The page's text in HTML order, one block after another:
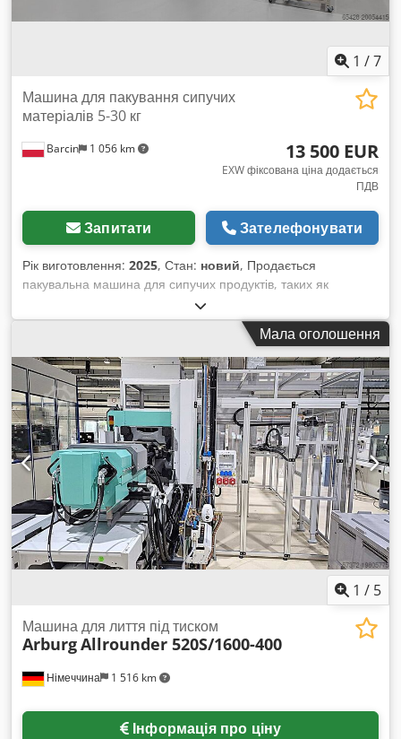
1 /7
Barcin 1 056 km
Машина для пакування сипучих
матеріалів 5-30 кг
13 500 EUR
EXW фіксована ціна додається
ПДВ
Запитати Зателефонувати
Рік виготовлення: 2025, Стан: новий, Продається
пакувальна машина для сипучих продуктів, таких як
борошно, цукор, сухе молоко, спеції та багато інших.
Діапазон фасування: 5–30 кг у паперові або пластикові
мішки. У комплекті: шнековий транспортер із бункером
плюс пакувальна машина. - Живлення: 2,5 кВт, 400 В, 50 Гц
- Точність пакування: ±1% - Швидкість пакування: 200–400
мішків за годину (при вазі 10 кг) - Вага комплекту: 190 кг -
Габаритні розміри: 1000x850x2300 мм Для продукції з
високим рівнем пилу можливо підключення додаткового
пиловловлювача. Ціна на EXPORT: 56 500 злотих.
Запрошую до співпраці! Dodpoxfaptjfx Al Dock
Мала оголошення
1 / 5
Німеччина 1 516 km
Машина для лиття під тиском
ArburgAllrounder 520S/1600-400
Інформація про ціну